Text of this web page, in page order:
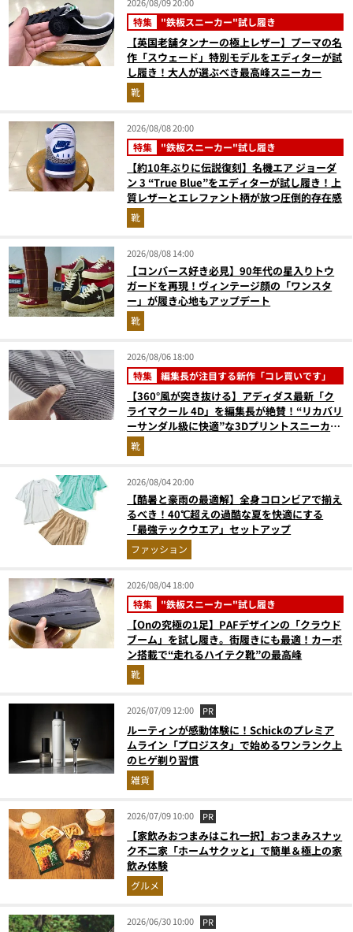
特集 "鉄板スニーカー"試し履き
【英国老舗タンナーの極上レザー】プーマの名
作「スウェード」特別モデルをエディターが試
し履き！大人が選ぶべき最高峰スニーカー
靴
2026/08/08 20:00
特集 "鉄板スニーカー"試し履き
【約10年ぶりに伝説復刻】名機エア ジョーダ
ン 3 “True Blue”をエディターが試し履き！上
質レザーとエレファント柄が放つ圧倒的存在感
靴
2026/08/08 14:00
【コンバース好き必見】90年代の星入りトウ
ガードを再現！ヴィンテージ顔の「ワンスタ
ー」が履き心地もアップデート
靴
2026/08/06 18:00
特集 編集長が注目する新作「コレ買いです」
【360°風が突き抜ける】アディダス最新「ク
ライマクール 4D」を編集長が絶賛！“リカバリ
ーサンダル級に快適”な3Dプリントスニーカー
『コレ買いです』Vol.173
靴
2026/08/04 20:00
【酷暑と豪雨の最適解】全身コロンビアで揃え
るべき！40℃超えの過酷な夏を快適にする
「最強テックウエア」セットアップ
ファッション
2026/08/04 18:00
特集 "鉄板スニーカー"試し履き
【Onの究極の1足】PAFデザインの「クラウド
ブーム」を試し履き。街履きにも最適！カーボ
ン搭載で“走れるハイテク靴”の最高峰
靴
2026/07/09 12:00 PR
ルーティンが感動体験に！Schickのプレミア
ムライン「プロジスタ」で始めるワンランク上
のヒゲ剃り習慣
雑貨
2026/07/09 10:00 PR
【家飲みおつまみはこれ一択】おつまみスナッ
ク不二家「ホームサクッと」で簡単＆極上の家
飲み体験
グルメ
2026/06/30 10:00 PR